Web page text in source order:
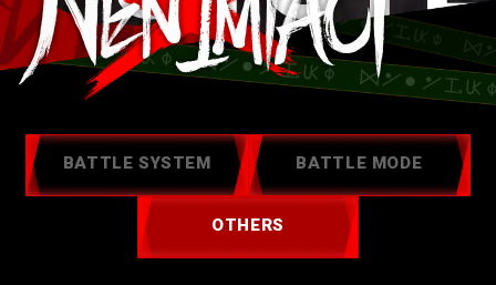
BATTLE SYSTEM BATTLE MODE
OTHERS